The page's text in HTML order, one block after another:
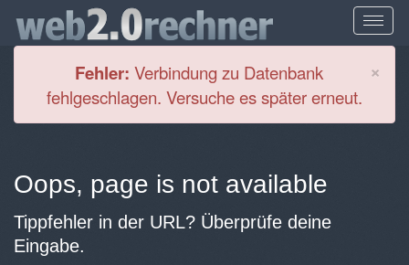
×
Fehler: Verbindung zu Datenbank
fehlgeschlagen. Versuche es später erneut.
Oops, page is not available
Tippfehler in der URL? Überprüfe deine
Eingabe.